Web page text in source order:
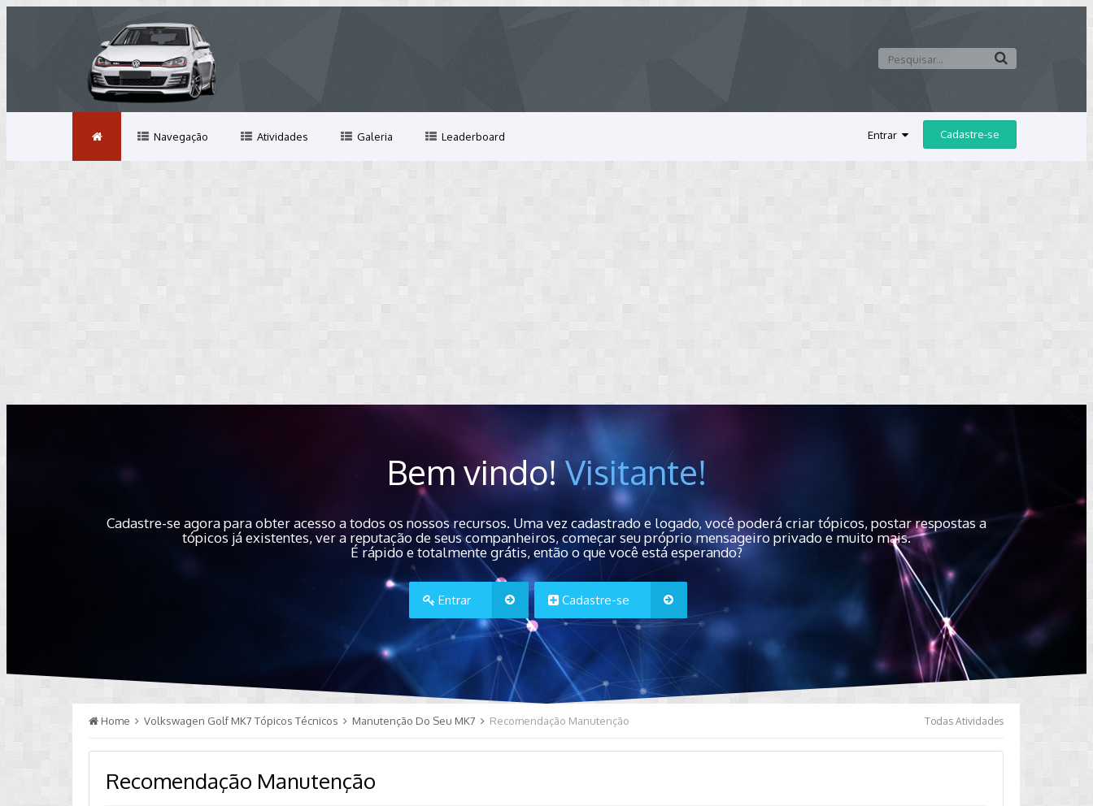
Entrar Cadastre-se
Navegação Atividades Galeria Leaderboard
Bem vindo!Visitante!
Cadastre-se agora para obter acesso a todos os nossos recursos. Uma vez cadastrado e logado, você poderá criar tópicos, postar respostas a
tópicos já existentes, ver a reputação de seus companheiros, começar seu próprio mensageiro privado e muito mais.
É rápido e totalmente grátis, então o que você está esperando?
Entrar Cadastre-se
Todas Atividades
Home Volkswagen Golf MK7 Tópicos Técnicos Manutenção Do Seu MK7 Recomendação Manutenção
Recomendação Manutenção